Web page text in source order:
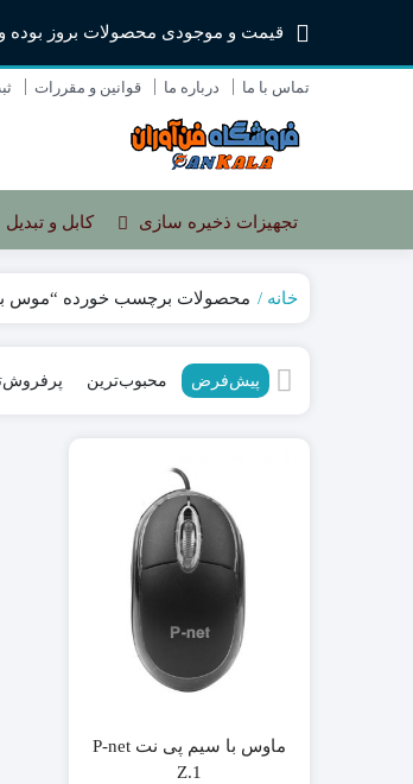
قیمت و موجودی محصولات بروز
تماس با ما درباره ما قوانین و مقررات
تجهیزات ذخیره سازی کابل و تبدیل
ماوس با سیم
خانه محصولات برچسب خورده “موس
پیش‌فرض محبوب‌ترین
ماوس با سیم پی نت P-net
Z.1